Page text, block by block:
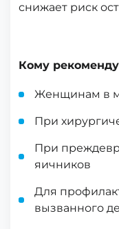
снижает риск
Кому
Женщинам в
При
При
яичников
Для
вызванного